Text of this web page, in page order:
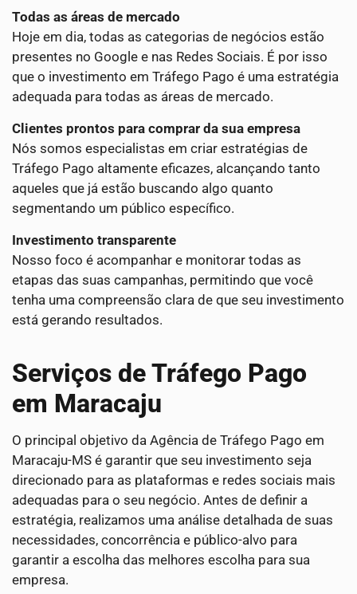
Todas as áreas de mercado
Hoje em dia, todas as categorias de negócios estão
presentes no Google e nas Redes Sociais. É por isso
que o investimento em Tráfego Pago é uma estratégia
adequada para todas as áreas de mercado.
Clientes prontos para comprar da sua empresa
Nós somos especialistas em criar estratégias de
Tráfego Pago altamente eficazes, alcançando tanto
aqueles que já estão buscando algo quanto
segmentando um público específico.
Investimento transparente
Nosso foco é acompanhar e monitorar todas as
etapas das suas campanhas, permitindo que você
tenha uma compreensão clara de que seu investimento
está gerando resultados.
Serviços de Tráfego Pago
em Maracaju
O principal objetivo da Agência de Tráfego Pago em
Maracaju-MS é garantir que seu investimento seja
direcionado para as plataformas e redes sociais mais
adequadas para o seu negócio. Antes de definir a
estratégia, realizamos uma análise detalhada de suas
necessidades, concorrência e público-alvo para
garantir a escolha das melhores escolha para sua
empresa.